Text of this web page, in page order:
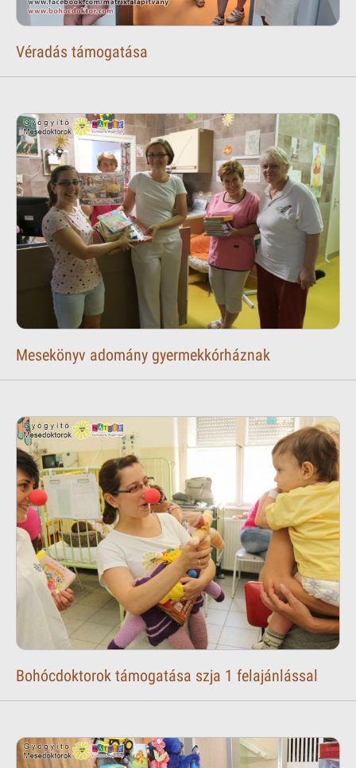
Véradás támogatása
Mesekönyv adomány gyermekkórháznak
Bohócdoktorok támogatása szja 1 felajánlással